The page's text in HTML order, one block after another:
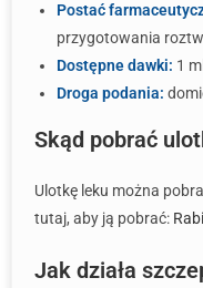
Postać
przygotowania
Dostępne dawki: 1 ml
Droga podania:
Skąd pobrać
Ulotkę leku można
tutaj, aby ją pobrać:
Jak działa